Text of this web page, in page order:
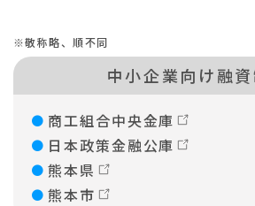
※敬称略、順不同
中小企業向け融
商工組合中央金庫
日本政策金融公庫
熊本県
熊本市